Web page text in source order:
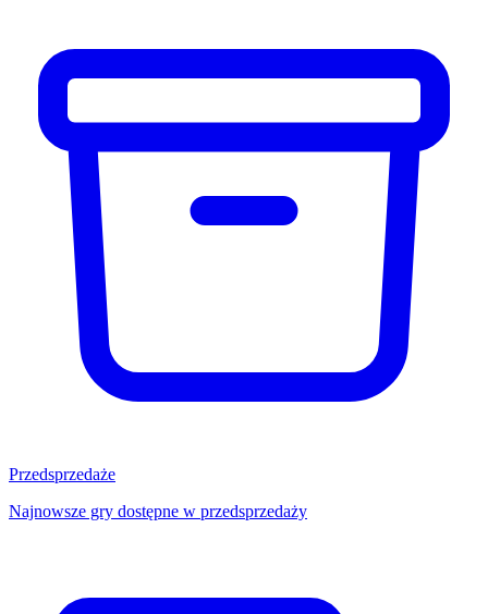
Przedsprzedaże
Najnowsze gry dostępne w przedsprzedaży